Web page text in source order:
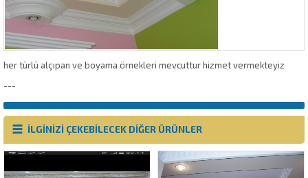
her türlü alçıpan ve boyama örnekleri mevcuttur hizmet vermekteyiz
---
İLGİNİZİ ÇEKEBİLECEK DİĞER ÜRÜNLER